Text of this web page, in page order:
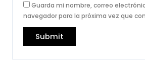
Guarda mi nombre, correo
navegador para la próxima vez que